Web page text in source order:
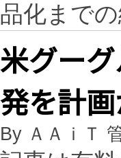
品化まで
米グー
発を計
By ＡＡｉＴ